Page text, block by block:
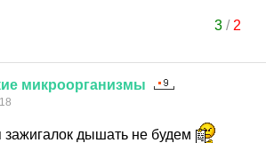
3/ 2
микроорганизмы
дышать не будем